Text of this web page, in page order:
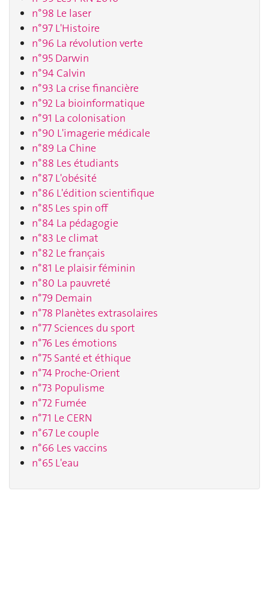
n°98 Le laser
n°97 L'Histoire
n°96 La révolution verte
n°95 Darwin
n°94 Calvin
n°93 La crise financière
n°92 La bioinformatique
n°91 La colonisation
n°90 L'imagerie médicale
n°89 La Chine
n°88 Les étudiants
n°87 L'obésité
n°86 L'édition scientifique
n°85 Les spin off
n°84 La pédagogie
n°83 Le climat
n°82 Le français
n°81 Le plaisir féminin
n°80 La pauvreté
n°79 Demain
n°78 Planètes extrasolaires
n°77 Sciences du sport
n°76 Les émotions
n°75 Santé et éthique
n°74 Proche-Orient
n°73 Populisme
n°72 Fumée
n°71 Le CERN
n°67 Le couple
n°66 Les vaccins
n°65 L'eau